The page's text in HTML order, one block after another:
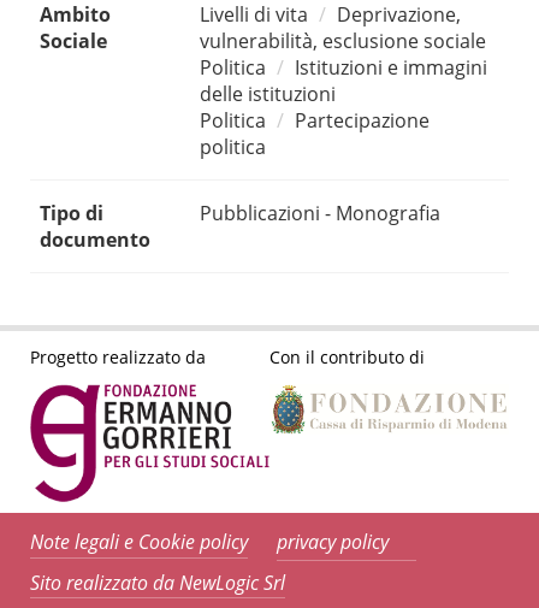
Ambito
Sociale
Livelli di vita
Deprivazione,
vulnerabilità, esclusione sociale
Politica
Istituzioni e immagini
delle istituzioni
Politica
Partecipazione
politica
Tipo di
documento
Pubblicazioni - Monografia
Progetto realizzato da Con il contributo di
Note legali e Cookie policy
privacy policy
Sito realizzato da NewLogic Srl